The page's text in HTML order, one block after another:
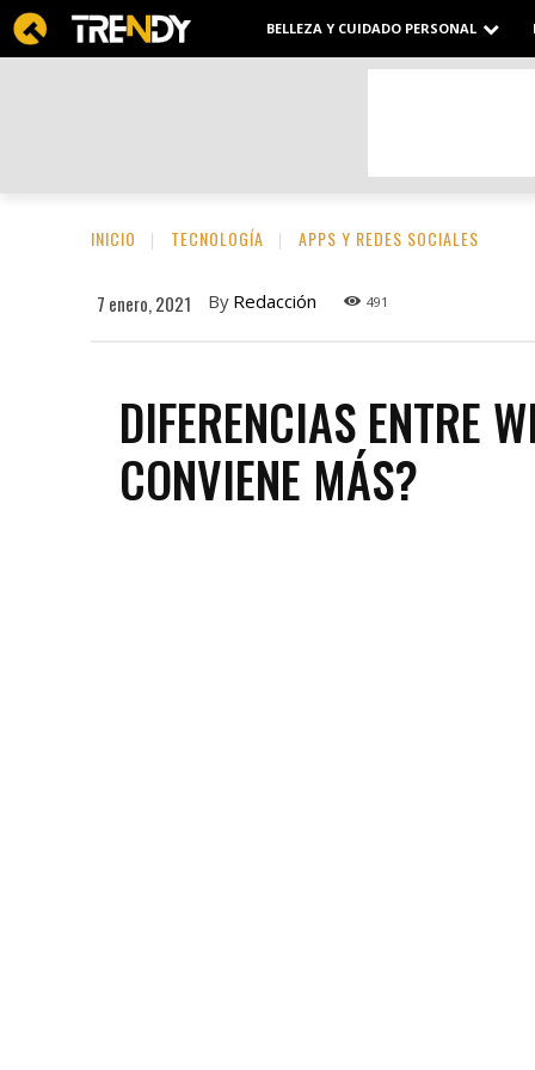
BELLEZA Y CUIDADO PERSONAL
INICIO TECNOLOGÍA APPS Y REDES SOCIALES
7 enero, 2021 By Redacción 491
DIFERENCIAS ENTRE
CONVIENE MÁS?